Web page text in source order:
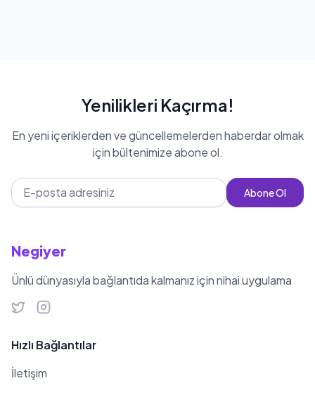
kariyerine dair paylaşımlar yaparak
hayranlarıyla etkileşimde
bulunmaktadır.
Yenilikleri Kaçırma!
En yeni içeriklerden ve güncellemelerden haberdar olmak
için bültenimize abone ol.
Abone Ol
Negiyer
Ünlü dünyasıyla bağlantıda kalmanız için nihai uygulama
Hızlı Bağlantılar
İletişim